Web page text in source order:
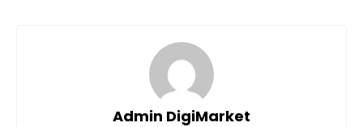
Admin DigiMarket